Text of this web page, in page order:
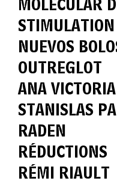
MOLECULAR
STIMULATION
NUEVOS
OUTREGLOT
ANA VICTORIA
STANISLAS
RADEN
RÉDUCTIONS
RÉMI RIAULT